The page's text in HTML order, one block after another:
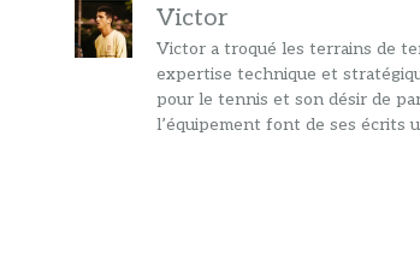
Victor
Victor a troqué les terrains de
expertise technique et
pour le tennis et son désir de
l’équipement font de ses écrits